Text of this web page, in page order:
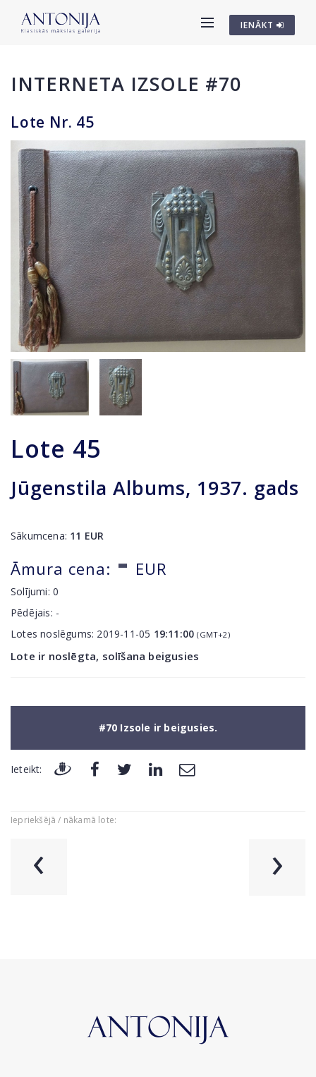
IENĀKT
INTERNETA IZSOLE #70
Lote Nr. 45
Lote 45
Jūgenstila Albums, 1937. gads
Sākumcena: 11 EUR
Āmura cena: - EUR
Solījumi:0
Pēdējais: -
Lotes noslēgums: 2019-11-05 19:11:00 (GMT+2)
Lote ir noslēgta, solīšana beigusies
#70 Izsole ir beigusies.
Ieteikt:
Iepriekšējā / nākamā lote:
‹ ›